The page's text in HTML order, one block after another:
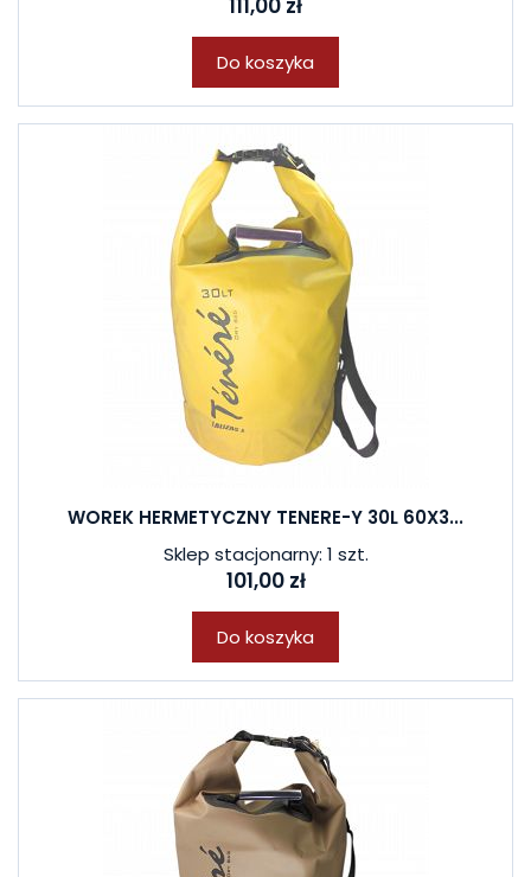
111,00 zł
Do koszyka
WOREK HERMETYCZNY TENERE-Y 30L 60X3...
Sklep stacjonarny: 1 szt.
101,00 zł
Do koszyka